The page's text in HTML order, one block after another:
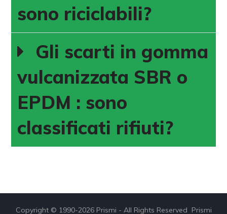
sono riciclabili?
Gli scarti in gomma
vulcanizzata SBR o
EPDM : sono
classificati rifiuti?
Copyright © 1990-2026 Prismi - All Rights Reserved Prismi